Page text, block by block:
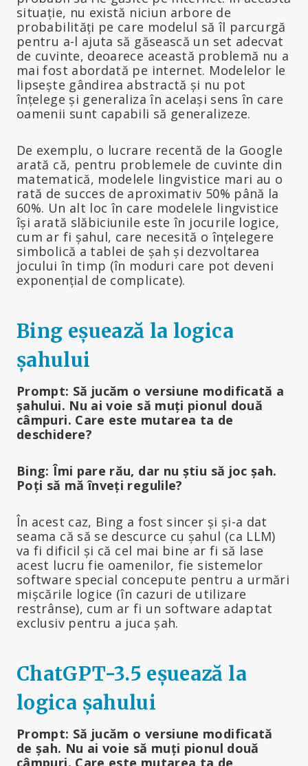
situație, nu există niciun arbore de
probabilități pe care modelul să îl parcurgă
pentru a-l ajuta să găsească un set adecvat
de cuvinte, deoarece această problemă nu a
mai fost abordată pe internet. Modelelor le
lipsește gândirea abstractă și nu pot
înțelege și generaliza în același sens în care
oamenii sunt capabili să generalizeze.
De exemplu, o lucrare recentă de la Google
arată că, pentru problemele de cuvinte din
matematică, modelele lingvistice mari au o
rată de succes de aproximativ 50% până la
60%. Un alt loc în care modelele lingvistice
își arată slăbiciunile este în jocurile logice,
cum ar fi șahul, care necesită o înțelegere
simbolică a tablei de șah și dezvoltarea
jocului în timp (în moduri care pot deveni
exponențial de complicate).
Bing eșuează la logica
șahului
Prompt: Să jucăm o versiune modificată a
șahului. Nu ai voie să muți pionul două
câmpuri. Care este mutarea ta de
deschidere?
Bing: Îmi pare rău, dar nu știu să joc șah.
Poți să mă înveți regulile?
În acest caz, Bing a fost sincer și și-a dat
seama că să se descurce cu șahul (ca LLM)
va fi dificil și că cel mai bine ar fi să lase
acest lucru fie oamenilor, fie sistemelor
software special concepute pentru a urmări
mișcările logice (în cazuri de utilizare
restrânse), cum ar fi un software adaptat
exclusiv pentru a juca șah.
ChatGPT-3.5 eșuează la
logica șahului
Prompt: Să jucăm o versiune modificată
de șah. Nu ai voie să muți pionul două
câmpuri. Care este mutarea ta de